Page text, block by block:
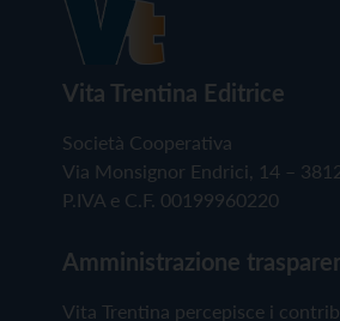
Vita Trentina Editrice
Società Cooperativa
Via Monsignor Endrici, 14 –
P.IVA e C.F. 00199960220
Amministrazione
Vita Trentina percepisce i